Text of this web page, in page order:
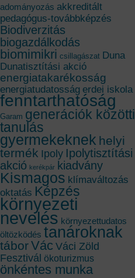
adományozás akkreditált
pedagógus-továbbképzés
Biodiverzitás
biogazdálkodás
biomimikri csillagászat Duna
Dunatisztítási akció
energiatakarékosság
energiatudatosság erdei iskola
fenntarthatóság
Garam generációk közötti
tanulás
gyermekeknek helyi
termék Ipoly Ipolytisztítási
akció kerékpár kiadvány
Kismagos klímaváltozás
oktatás Képzés
környezeti
nevelés környezettudatos
öltözködés tanároknak
táborVác Váci Zöld
Fesztivál ökoturizmus
önkéntes munka